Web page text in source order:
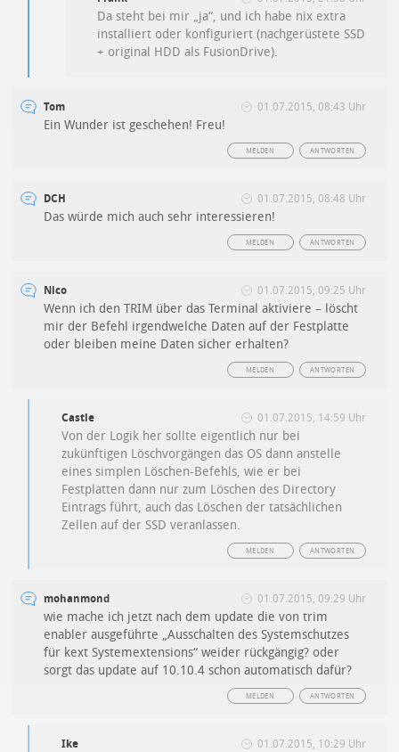
Da steht bei mir „ja“, und ich habe nix extra
installiert oder konfiguriert (nachgerüstete SSD
+ original HDD als FusionDrive).
Tom 01.07.2015, 08:43 Uhr
Ein Wunder ist geschehen! Freu!
ANTWORTEN
MELDEN
DCH 01.07.2015, 08:48 Uhr
Das würde mich auch sehr interessieren!
ANTWORTEN
MELDEN
Nico 01.07.2015, 09:25 Uhr
Wenn ich den TRIM über das Terminal aktiviere – löscht
mir der Befehl irgendwelche Daten auf der Festplatte
oder bleiben meine Daten sicher erhalten?
ANTWORTEN
MELDEN
Castle 01.07.2015, 14:59 Uhr
Von der Logik her sollte eigentlich nur bei
zukünftigen Löschvorgängen das OS dann anstelle
eines simplen Löschen-Befehls, wie er bei
Festplatten dann nur zum Löschen des Directory
Eintrags führt, auch das Löschen der tatsächlichen
Zellen auf der SSD veranlassen.
ANTWORTEN
MELDEN
mohanmond 01.07.2015, 09:29 Uhr
wie mache ich jetzt nach dem update die von trim
enabler ausgeführte „Ausschalten des Systemschutzes
für kext Systemextensions“ weider rückgängig? oder
sorgt das update auf 10.10.4 schon automatisch dafür?
ANTWORTEN
MELDEN
Ike 01.07.2015, 10:29 Uhr